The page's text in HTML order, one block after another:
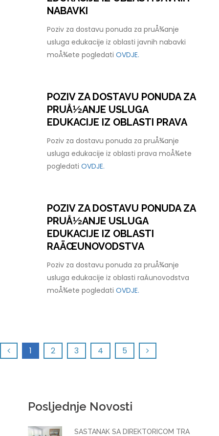
NABAVKI
Poziv za dostavu ponuda za pruÅ¾anje
usluga edukacije iz oblasti javnih nabavki
moÅ¾ete pogledatiOVDJE.
POZIV ZA DOSTAVU PONUDA ZA
PRUÅ½ANJE USLUGA
EDUKACIJE IZ OBLASTI PRAVA
Poziv za dostavu ponuda za pruÅ¾anje
usluga edukacije iz oblasti prava moÅ¾ete
pogledatiOVDJE.
POZIV ZA DOSTAVU PONUDA ZA
PRUÅ½ANJE USLUGA
EDUKACIJE IZ OBLASTI
RAÄŒUNOVODSTVA
Poziv za dostavu ponuda za pruÅ¾anje
usluga edukacije iz oblasti raÄunovodstva
moÅ¾ete pogledatiOVDJE.
1 2 3 4 5
Posljednje Novosti
SASTANAK SA DIREKTORICOM TRA